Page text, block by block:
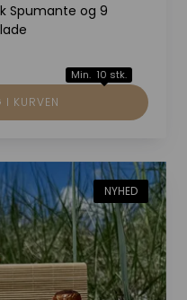
Spumante og 9
Min. 10 stk.
NYHED